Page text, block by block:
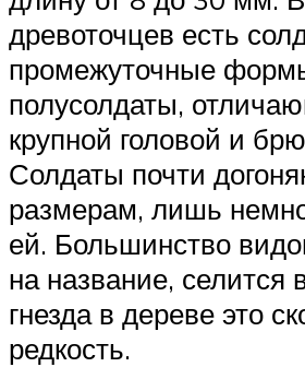
древоточцев есть
промежуточные
полусолдаты,
крупной головой и
Солдаты почти
размерам, лишь
ей. Большинство
на название, селится
гнезда в дереве это
редкость.